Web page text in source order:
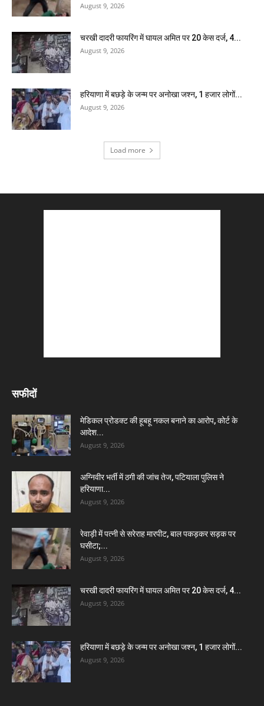
August 9, 2026
चरखी दादरी फायरिंग में घायल अमित पर 20 केस दर्ज, 4...
August 9, 2026
हरियाणा में बछड़े के जन्म पर अनोखा जश्न, 1 हजार लोगों...
August 9, 2026
Load more
सफीदों
मेडिकल प्रोडक्ट की हूबहू नकल बनाने का आरोप, कोर्ट के
आदेश...
August 9, 2026
अग्निवीर भर्ती में ठगी की जांच तेज, पटियाला पुलिस ने
हरियाणा...
August 9, 2026
रेवाड़ी में पत्नी से सरेराह मारपीट, बाल पकड़कर सड़क पर
घसीटा;...
August 9, 2026
चरखी दादरी फायरिंग में घायल अमित पर 20 केस दर्ज, 4...
August 9, 2026
हरियाणा में बछड़े के जन्म पर अनोखा जश्न, 1 हजार लोगों...
August 9, 2026